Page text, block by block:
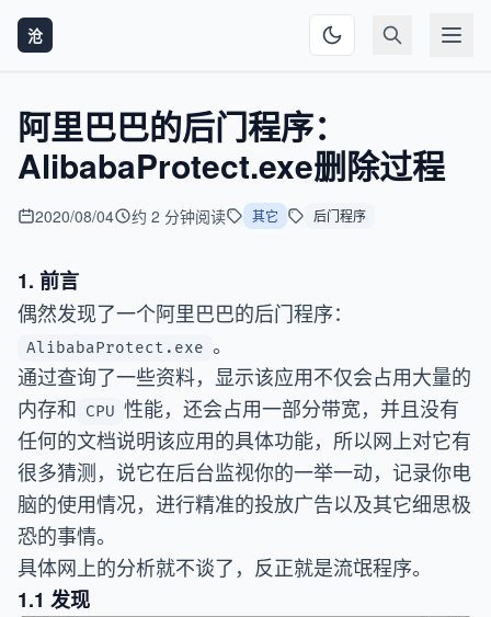
沧
阿里巴巴的后门程序：
AlibabaProtect.exe删除过程
2020/08/04 约 2 分钟阅读 其它 后门程序
1. 前言
偶然发现了一个阿里巴巴的后门程序：
AlibabaProtect.exe 。
通过查询了一些资料，显示该应用不仅会占用大量的
内存和 CPU 性能，还会占用一部分带宽，并且没有
任何的文档说明该应用的具体功能，所以网上对它有
很多猜测，说它在后台监视你的一举一动，记录你电
脑的使用情况，进行精准的投放广告以及其它细思极
恐的事情。
具体网上的分析就不谈了，反正就是流氓程序。
1.1 发现